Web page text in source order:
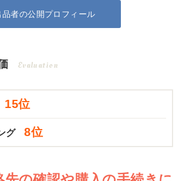
品者の公開プロフィール
Evaluation
15位
グ 8位